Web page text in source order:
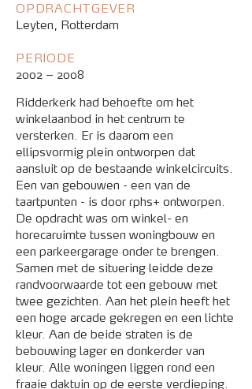
OPDRACHTGEVER
Leyten, Rotterdam
PERIODE
2002 – 2008
Ridderkerk had behoefte om het
winkelaanbod in het centrum te
versterken. Er is daarom een
ellipsvormig plein ontworpen dat
aansluit op de bestaande winkelcircuits.
Een van gebouwen - een van de
taartpunten - is door rphs+ ontworpen.
De opdracht was om winkel- en
horecaruimte tussen woningbouw en
een parkeergarage onder te brengen.
Samen met de situering leidde deze
randvoorwaarde tot een gebouw met
twee gezichten. Aan het plein heeft het
een hoge arcade gekregen en een lichte
kleur. Aan de beide straten is de
bebouwing lager en donkerder van
kleur. Alle woningen liggen rond een
fraaie daktuin op de eerste verdieping.